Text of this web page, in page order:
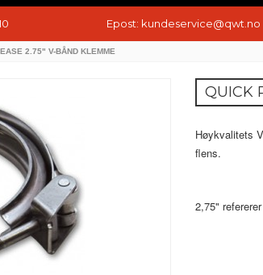
Epost: kundeservice@qwt.no
2.75" V-BÅND KLEMME
QUICK
Høykvalitets
flens.
2,75"